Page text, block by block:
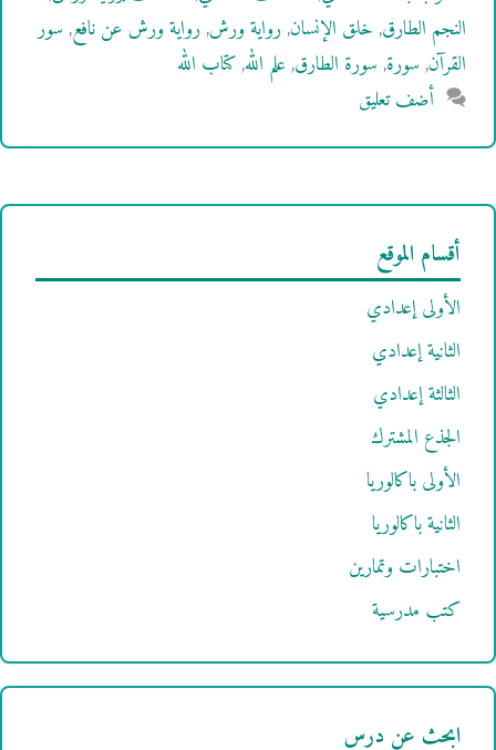
النجم الطارق,خلق الإنسان,رواية ورش,رواية ورش عن نافع,سور
القرآن,سورة,سورة الطارق,علم الله,كتاب الله
أضف تعليق
أقسام الموقع
الأولى إعدادي
الثانية إعدادي
الثالثة إعدادي
الجذع المشترك
الأولى باكالوريا
الثانية باكالوريا
اختبارات وتمارين
كتب مدرسية
ابحث عن درس